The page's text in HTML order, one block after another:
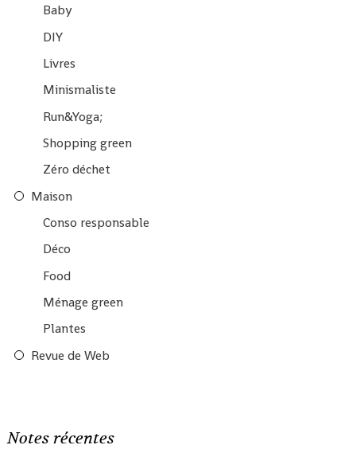
Baby
DIY
Livres
Minismaliste
Run&Yoga;
Shopping green
Zéro déchet
Maison
Conso responsable
Déco
Food
Ménage green
Plantes
Revue de Web
Notes récentes